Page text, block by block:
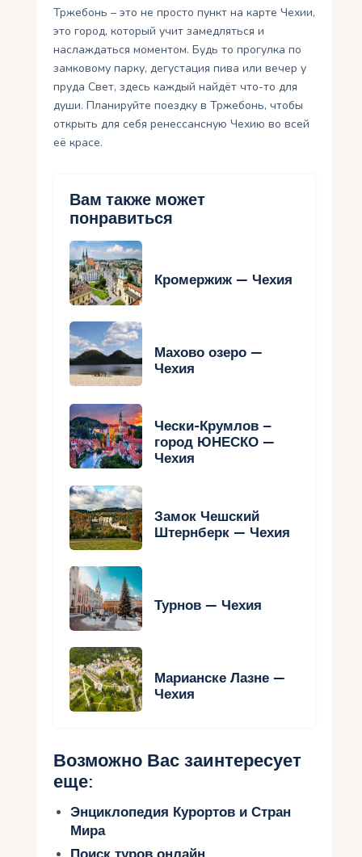
Тржебонь – это не просто пункт на карте Чехии,
это город, который учит замедляться и
наслаждаться моментом. Будь то прогулка по
замковому парку, дегустация пива или вечер у
пруда Свет, здесь каждый найдёт что-то для
души. Планируйте поездку в Тржебонь, чтобы
открыть для себя ренессансную Чехию во всей
её красе.
Вам также может
понравиться
Кромержиж — Чехия
Махово озеро —
Чехия
Чески-Крумлов –
город ЮНЕСКО —
Чехия
Замок Чешский
Штернберк — Чехия
Турнов — Чехия
Марианске Лазне —
Чехия
Возможно Вас заинтересует
еще:
Энциклопедия Курортов и Стран
Мира